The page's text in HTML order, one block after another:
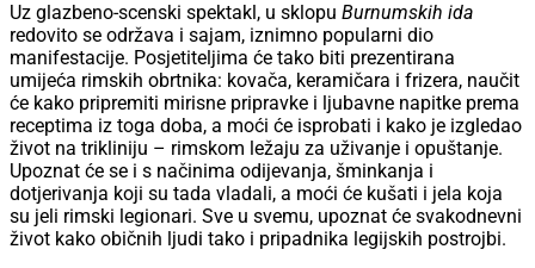
Uz glazbeno-scenski spektakl, u sklopu Burnumskih ida
redovito se održava i sajam, iznimno popularni dio
manifestacije. Posjetiteljima će tako biti prezentirana
umijeća rimskih obrtnika: kovača, keramičara i frizera, naučit
će kako pripremiti mirisne pripravke i ljubavne napitke prema
receptima iz toga doba, a moći će isprobati i kako je izgledao
život na trikliniju – rimskom ležaju za uživanje i opuštanje.
Upoznat će se i s načinima odijevanja, šminkanja i
dotjerivanja koji su tada vladali, a moći će kušati i jela koja
su jeli rimski legionari. Sve u svemu, upoznat će svakodnevni
život kako običnih ljudi tako i pripadnika legijskih postrojbi.